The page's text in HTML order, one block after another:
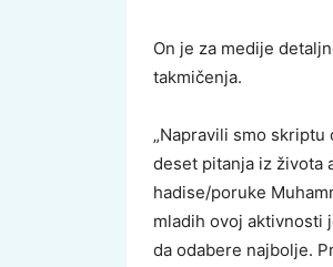
On je za medije
takmičenja.
„Napravili smo
deset pitanja iz života
hadise/poruke
mladih ovoj aktivnosti
da odabere najbolje.